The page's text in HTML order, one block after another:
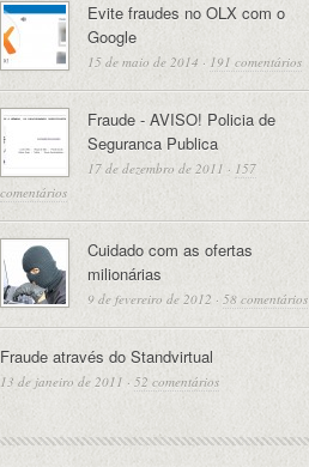
Evite fraudes no OLX com o
Google
15 de maio de 2014 · 191 comentários
Fraude - AVISO! Policia de
Seguranca Publica
17 de dezembro de 2011 · 157
comentários
Cuidado com as ofertas
milionárias
9 de fevereiro de 2012 · 58 comentários
Fraude através do Standvirtual
13 de janeiro de 2011 · 52 comentários